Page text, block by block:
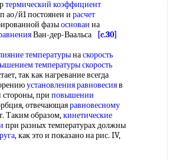
термический коэффициент
ао/й1 постоянен и расчет
фазыоснован на
Ван-дер-Ваальса
[c.30]
температурынаскорость
температурыскорость
так как нагревание всегда
установления равновесияв
стороны, при повышении
отвечающаяравновесному
Таким образом,кинетические
при разных температурах должны
, как это и показано на рис. IV,